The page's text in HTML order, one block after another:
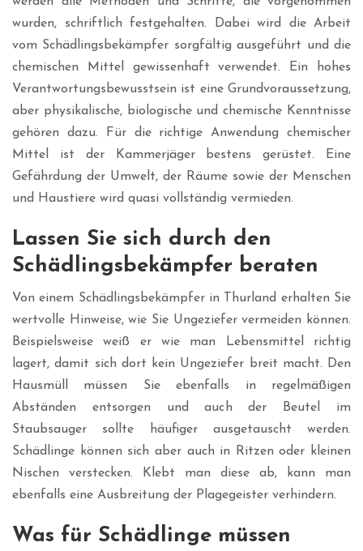
wurden, schriftlich festgehalten. Dabei wird die Arbeit
vom Schädlingsbekämpfer sorgfältig ausgeführt und die
chemischen Mittel gewissenhaft verwendet. Ein hohes
Verantwortungsbewusstsein ist eine Grundvoraussetzung,
aber physikalische, biologische und chemische Kenntnisse
gehören dazu. Für die richtige Anwendung chemischer
Mittel ist der Kammerjäger bestens gerüstet. Eine
Gefährdung der Umwelt, der Räume sowie der Menschen
und Haustiere wird quasi vollständig vermieden.
Lassen Sie sich durch den
Schädlingsbekämpfer beraten
Von einem Schädlingsbekämpfer in Thurland erhalten Sie
wertvolle Hinweise, wie Sie Ungeziefer vermeiden können.
Beispielsweise weiß er wie man Lebensmittel richtig
lagert, damit sich dort kein Ungeziefer breit macht. Den
Hausmüll müssen Sie ebenfalls in regelmäßigen
Abständen entsorgen und auch der Beutel im
Staubsauger sollte häufiger ausgetauscht werden.
Schädlinge können sich aber auch in Ritzen oder kleinen
Nischen verstecken. Klebt man diese ab, kann man
ebenfalls eine Ausbreitung der Plagegeister verhindern.
Was für Schädlinge müssen